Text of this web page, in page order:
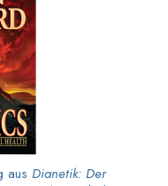
aus Dianetik: Der